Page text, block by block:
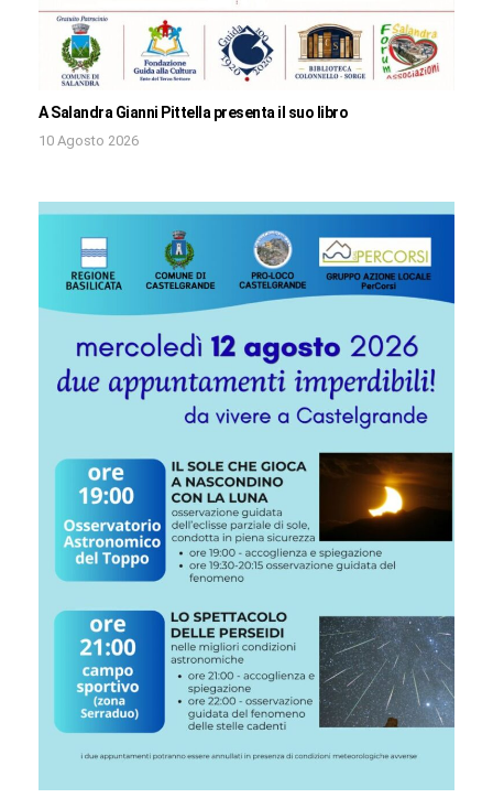
A Salandra Gianni Pittella presenta il suo libro
10 Agosto 2026